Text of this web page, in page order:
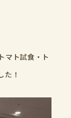
マト試食・ト
た！